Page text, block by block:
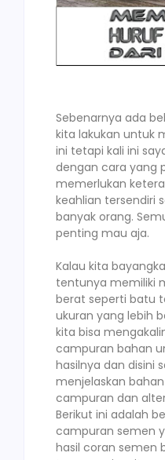
Sebenarnya ada
kita lakukan untuk
ini tetapi kali ini
dengan cara yang
memerlukan
keahlian tersendiri
banyak orang.
penting mau aja.
Kalau kita
tentunya memiliki
berat seperti batu
ukuran yang lebih
kita bisa
campuran bahan
hasilnya dan disini
menjelaskan
campuran dan
Berikut ini adalah
campuran semen
hasil coran semen